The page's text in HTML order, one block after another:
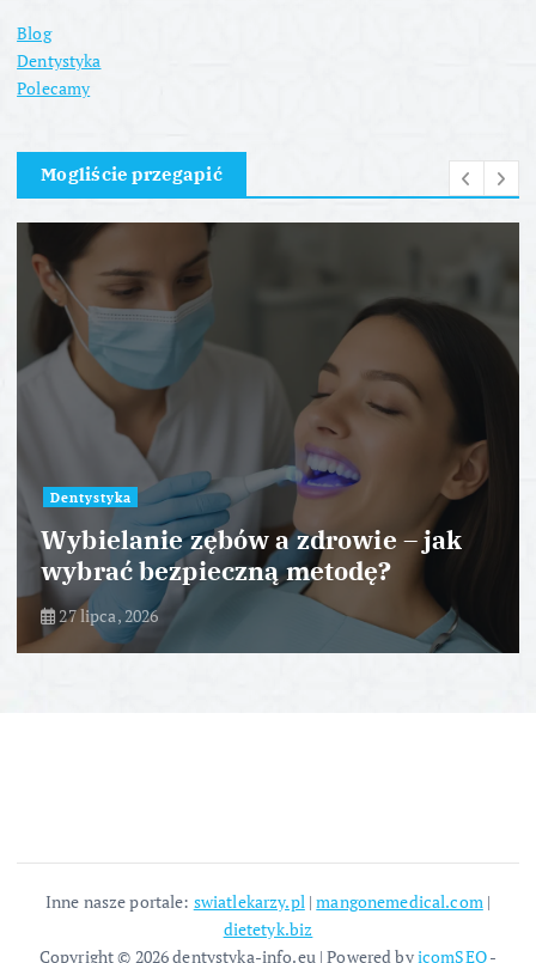
Blog
Dentystyka
Polecamy
Mogliście przegapić
Dentystyka
Wybielanie zębów a zdrowie – jak
wybrać bezpieczną metodę?
27 lipca, 2026
Inne nasze portale: swiatlekarzy.pl |mangonemedical.com |
dietetyk.biz
Copyright © 2026 dentystyka-info.eu | Powered byicomSEO-